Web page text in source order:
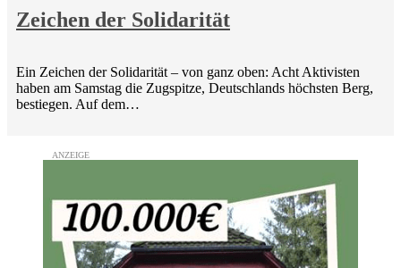
Zeichen der Solidarität
Ein Zeichen der Solidarität – von ganz oben: Acht Aktivisten
haben am Samstag die Zugspitze, Deutschlands höchsten Berg,
bestiegen. Auf dem…